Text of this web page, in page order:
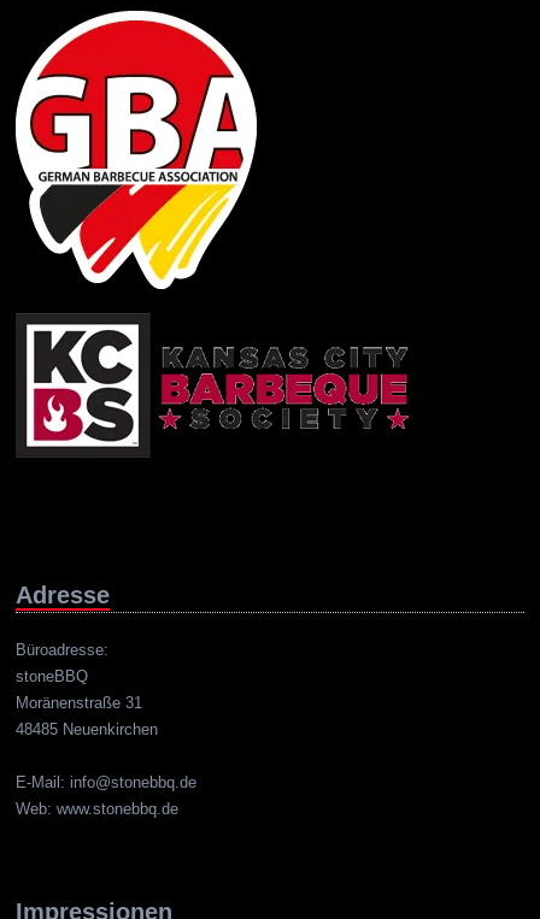
Adresse
Büroadresse:
stoneBBQ
Moränenstraße 31
48485 Neuenkirchen
E-Mail: info@stonebbq.de
Web: www.stonebbq.de
Impressionen